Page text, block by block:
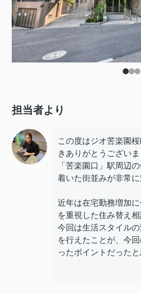
担当者より
この度はジオ苦楽園
きありがとうござい
「苦楽園口」駅周辺
着いた街並みが非常に
近年は在宅勤務増加に
を重視した住み替え
今回は生活スタイル
を行えたことが、今
ったポイントだったと